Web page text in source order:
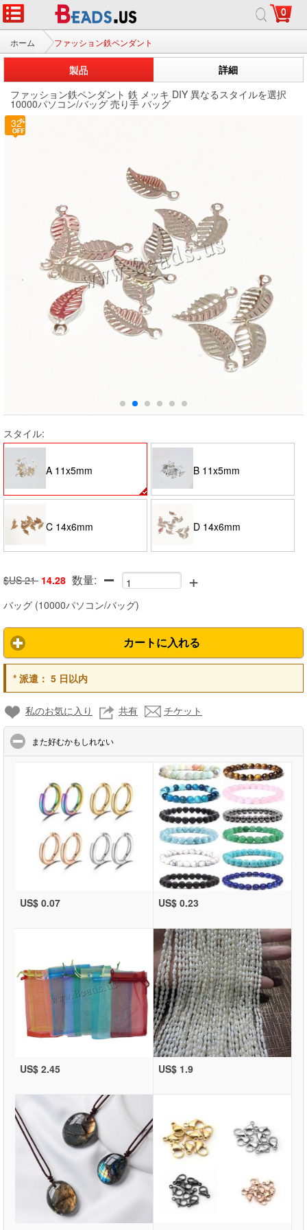
0
ホーム ファッション鉄ペンダント
製品
詳細
ファッション鉄ペンダント 鉄 メッキ DIY 異なるスタイルを選択
10000パソコン/バッグ 売り手 バッグ
32
スタイル:
A 11x5mm B 11x5mm
C 14x6mm D 14x6mm
$US 21 14.28 数量: +
バッグ (10000パソコン/バッグ)
カートに入れる
*派遣： 5 日以内
私のお気に入り 共有 チケット
また好むかもしれない
US$ 0.07 US$ 0.23
US$ 2.45 US$ 1.9